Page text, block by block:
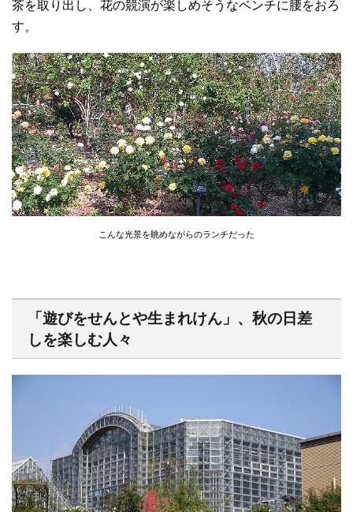
茶を取り出し、花の競演が楽しめそうなベンチに腰をおろ
す。
こんな光景を眺めながらのランチだった
「遊びをせんとや生まれけん」、秋の日差
しを楽しむ人々